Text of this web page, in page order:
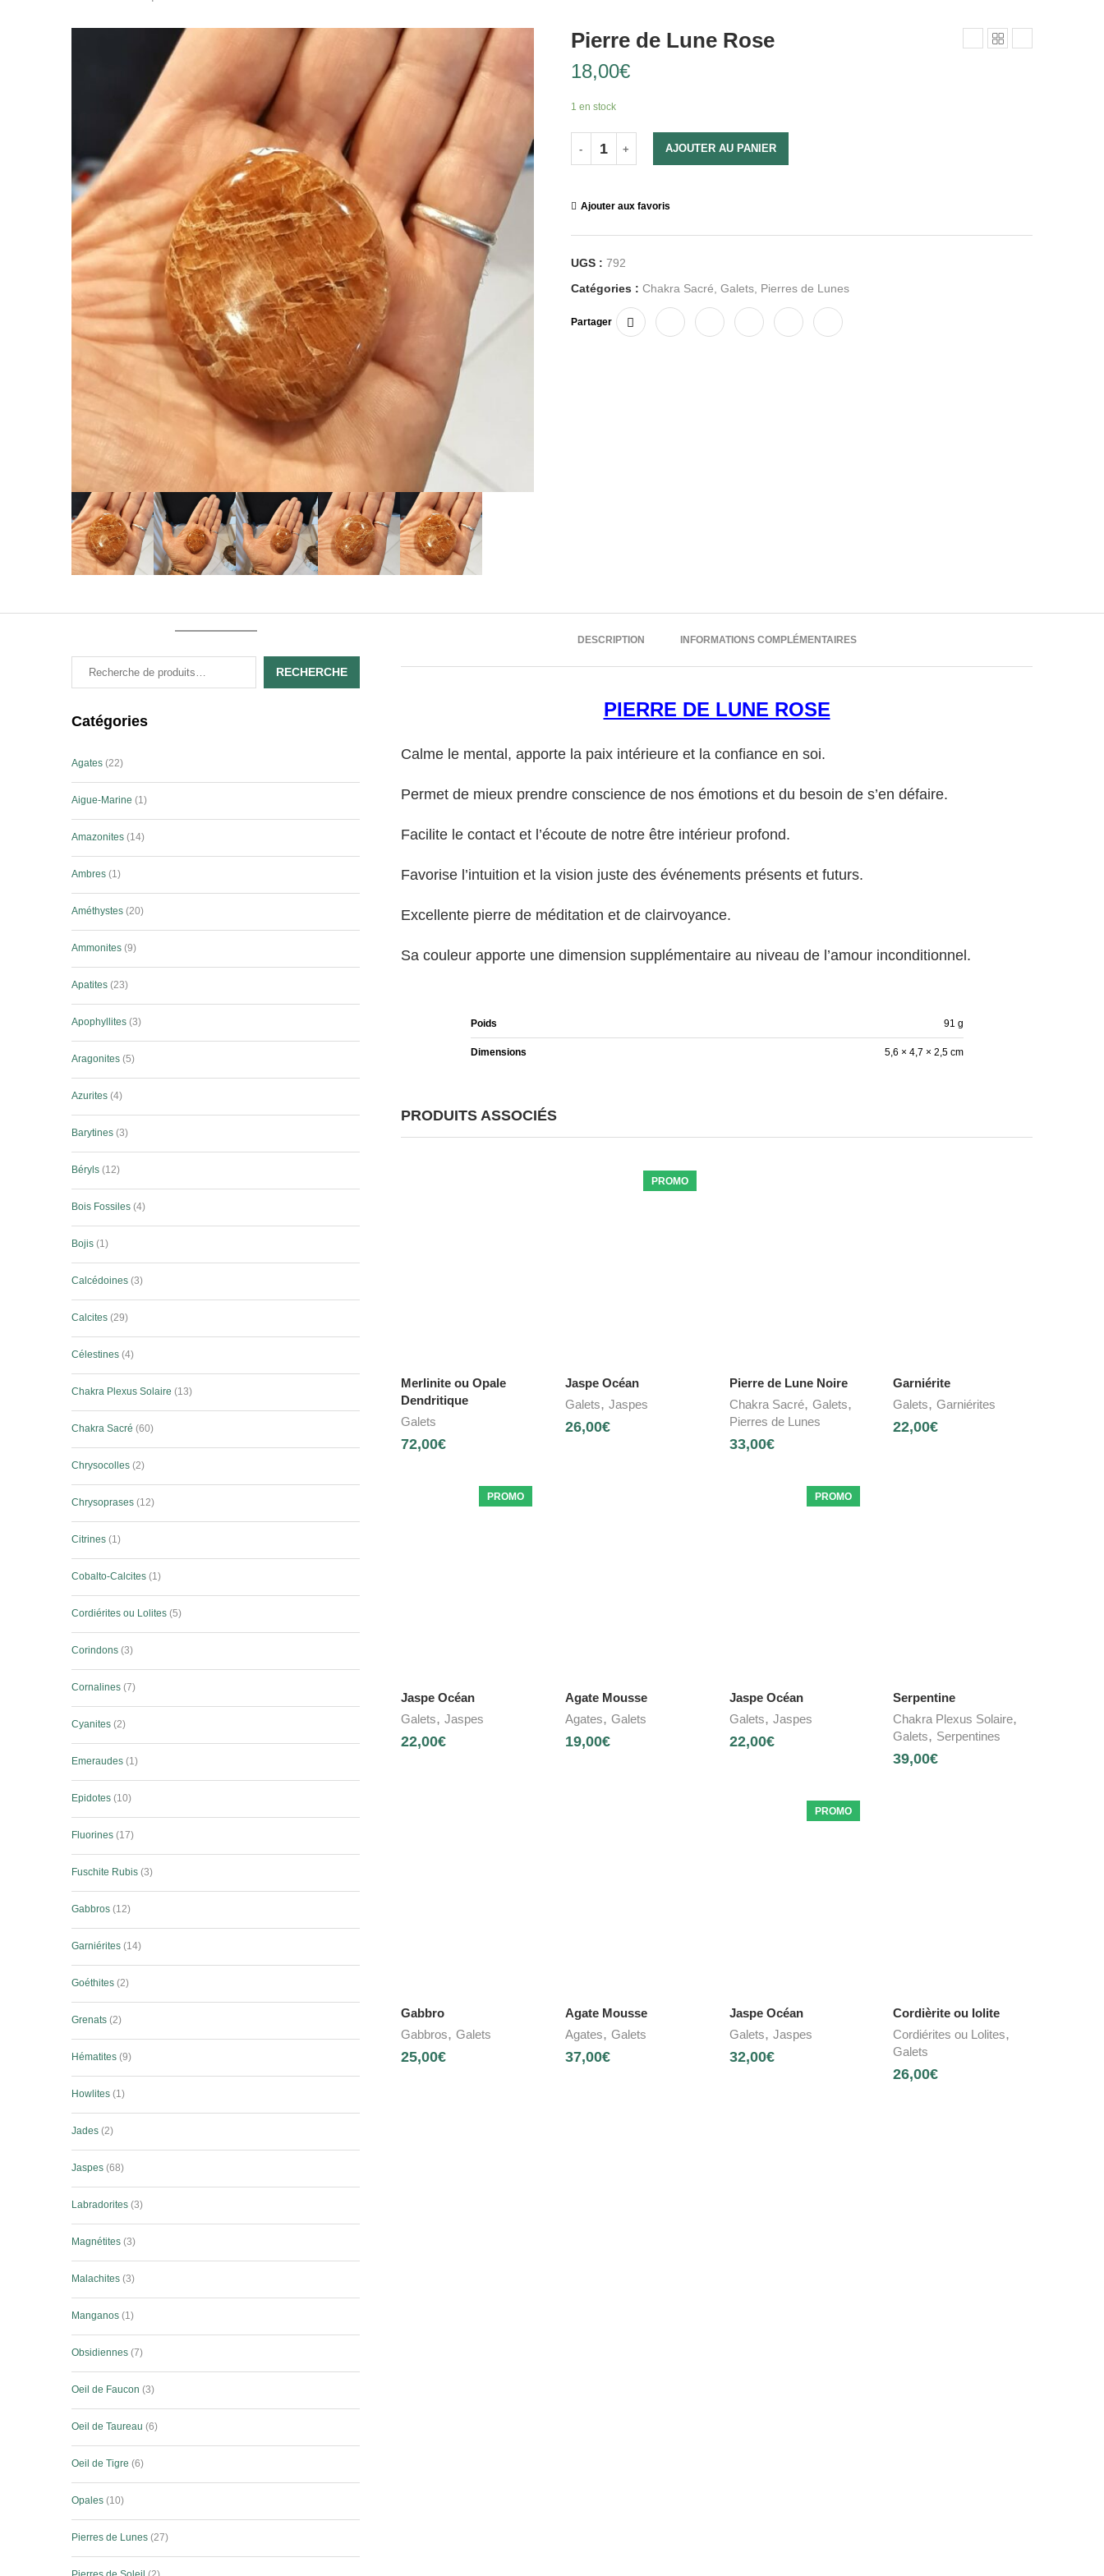
Pierre de Lune Rose
18,00€
1 en stock
AJOUTER AU PANIER
Ajouter aux favoris
UGS : 792
Catégories : Chakra Sacré Galets, Pierres de Lunes
Partager
DESCRIPTION INFORMATIONS COMPLÉMENTAIRES
PIERRE DE LUNE ROSE
Calme le mental, apporte la paix intérieure et la confiance en soi.
Permet de mieux prendre conscience de nos émotions et du besoin de s’en défaire.
Facilite le contact et l’écoute de notre être intérieur profond.
Favorise l’intuition et la vision juste des événements présents et futurs.
Excellente pierre de méditation et de clairvoyance.
Sa couleur apporte une dimension supplémentaire au niveau de l’amour inconditionnel.
Poids 91 g
Dimensions 5,6 × 4,7 × 2,5 cm
PRODUITS ASSOCIÉS
Merlinite ou Opale
Dendritique
Galets
72,00€
PROMO
Jaspe Océan
Galets, Jaspes
26,00€
Pierre de Lune Noire
Chakra Sacré, Galets,
Pierres de Lunes
33,00€
Garniérite
Galets,Garniérites
22,00€
PROMO
Jaspe Océan
Galets, Jaspes
22,00€
Agate Mousse
Agates, Galets
19,00€
PROMO
Jaspe Océan
Galets, Jaspes
22,00€
Serpentine
Chakra Plexus Solaire,
Galets, Serpentines
39,00€
Gabbro
Gabbros, Galets
25,00€
Agate Mousse
Agates, Galets
37,00€
PROMO
Jaspe Océan
Galets, Jaspes
32,00€
Cordièrite ou Iolite
Cordiérites ou Lolites,
Galets
26,00€
RECHERCHE
Catégories
Agates 22
Aigue-Marine 1
Amazonites 14
Ambres 1
Améthystes 20
Ammonites 9
Apatites 23
Apophyllites 3
Aragonites 5
Azurites 4
Barytines 3
Béryls 12
Bois Fossiles 4
Bojis 1
Calcédoines 3
Calcites 29
Célestines 4
Chakra Plexus Solaire 13
Chakra Sacré 60
Chrysocolles 2
Chrysoprases 12
Citrines 1
Cobalto-Calcites 1
Cordiérites ou Lolites 5
Corindons 3
Cornalines 7
Cyanites 2
Emeraudes 1
Epidotes 10
Fluorines 17
Fuschite Rubis 3
Gabbros 12
Garniérites 14
Goéthites 2
Grenats 2
Hématites 9
Howlites 1
Jades 2
Jaspes 68
Labradorites 3
Magnétites 3
Malachites 3
Manganos 1
Obsidiennes 7
Oeil de Faucon 3
Oeil de Taureau 6
Oeil de Tigre 6
Opales 10
Pierres de Lunes 27